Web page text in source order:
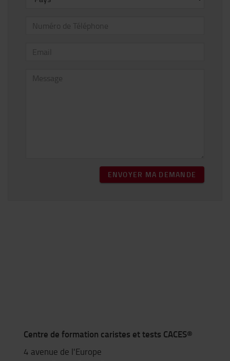
ENVOYER MA DEMANDE
Centre de formation caristes et tests CACES®
4 avenue de l'Europe